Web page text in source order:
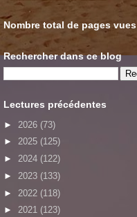
Nombre total de pages vues
Rechercher dans ce blog
Lectures précédentes
► 2026 (73)
► 2025 (125)
► 2024 (122)
► 2023 (133)
► 2022 (118)
► 2021 (123)